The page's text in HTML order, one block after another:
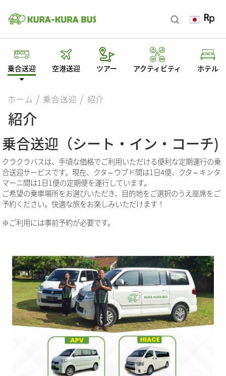
乗合送迎 空港送迎 ツアー アクティビティ ホテル
ホーム 乗合送迎 紹介
紹介
乗合送迎（シート・イン・コーチ)
クラクラバスは、手頃な価格でご利用いただける便利な定期運行の乗
合送迎サービスです。現在、クタ～ウブド間は1日4便、クタ～キンタ
マーニ間は1日1便の定期便を運行しています。
ご希望の乗車場所をお選びいただき、目的地をご選択のうえ座席をご
予約ください。快適な旅をお楽しみいただけます！
※ご利用には事前予約が必要です。